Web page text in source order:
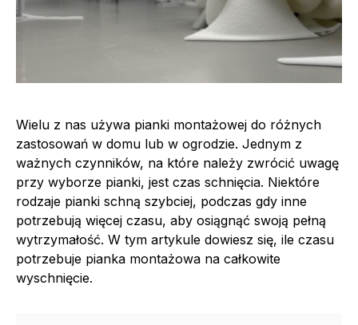
Wielu z nas używa pianki montażowej do różnych
zastosowań w domu lub w ogrodzie. Jednym z
ważnych czynników, na które należy zwrócić uwagę
przy wyborze pianki, jest czas schnięcia. Niektóre
rodzaje pianki schną szybciej, podczas gdy inne
potrzebują więcej czasu, aby osiągnąć swoją pełną
wytrzymałość. W tym artykule dowiesz się, ile czasu
potrzebuje pianka montażowa na całkowite
wyschnięcie.